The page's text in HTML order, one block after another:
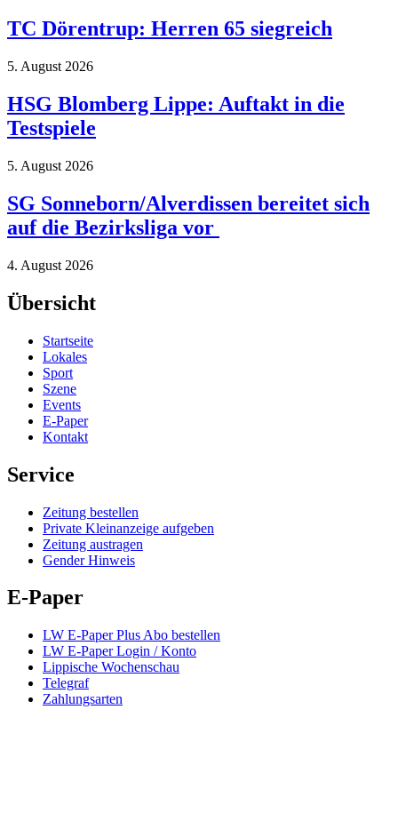
TC Dörentrup: Herren 65 siegreich
5. August 2026
HSG Blomberg Lippe: Auftakt in die
Testspiele
5. August 2026
SG Sonneborn/Alverdissen bereitet sich
auf die Bezirksliga vor
4. August 2026
Übersicht
Startseite
Lokales
Sport
Szene
Events
E-Paper
Kontakt
Service
Zeitung bestellen
Private Kleinanzeige aufgeben
Zeitung austragen
Gender Hinweis
E-Paper
LW E-Paper Plus Abo bestellen
LW E-Paper Login / Konto
Lippische Wochenschau
Telegraf
Zahlungsarten